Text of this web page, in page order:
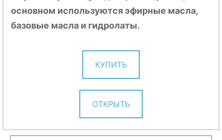
основном используются эфирные масла,
базовые масла и гидролаты.
КУПИТЬ
ОТКРЫТЬ